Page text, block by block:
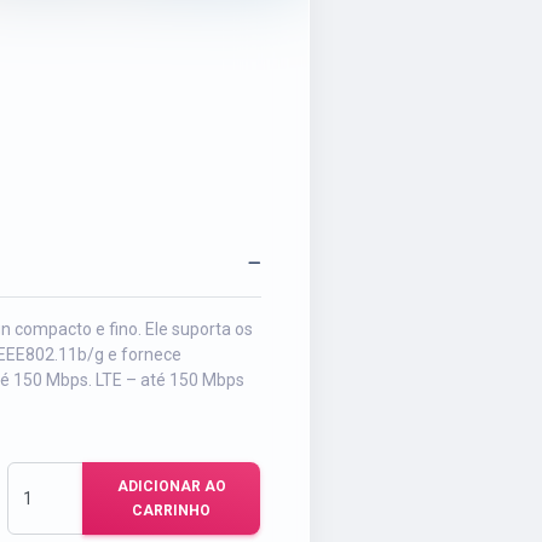
compacto e fino. Ele suporta os
g e fornece
Mbps. LTE – até 150 Mbps
ADICIONAR AO
CARRINHO